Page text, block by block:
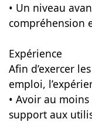
• Un niveau
compréhension
Expérience
Afin d’exercer
emploi,
• Avoir au
support aux